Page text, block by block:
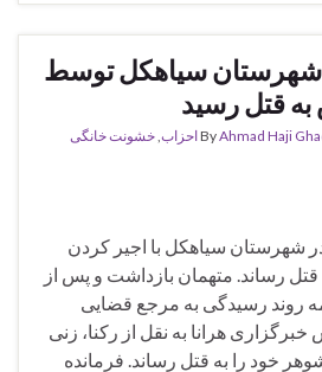
سیاهکل توسط
قتل رسید
ByAhmad Haji احزاب خشونت خانگی
شهرستان سیاهکل با اجیر کردن
رساند. متهمان بازداشت و پس از
روند رسیدگی به مرجع قضایی
هرانا به نقل از رکنا، زنی
خود را به قتل رساند. فرمانده